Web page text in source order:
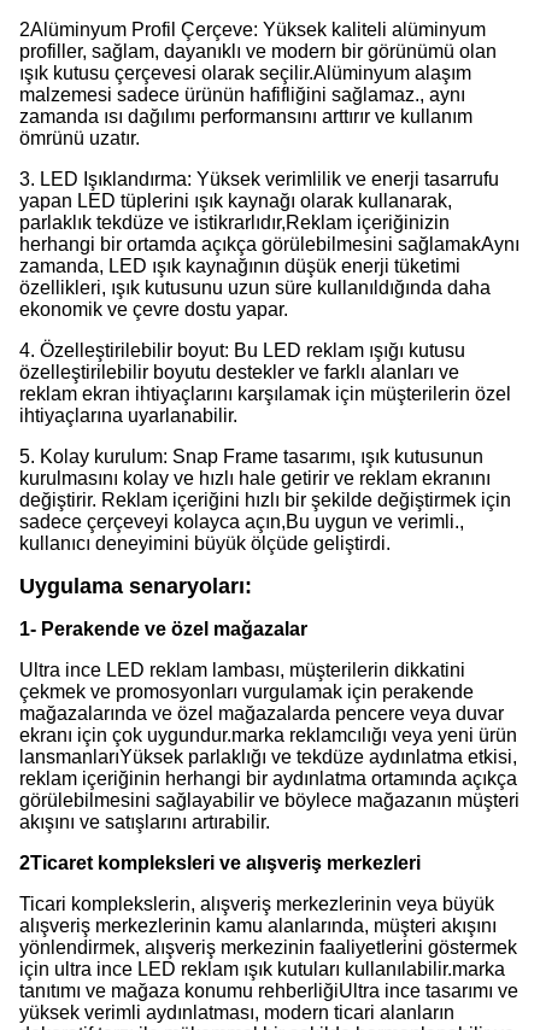
2Alüminyum Profil Çerçeve: Yüksek kaliteli alüminyum
profiller, sağlam, dayanıklı ve modern bir görünümü olan
ışık kutusu çerçevesi olarak seçilir.Alüminyum alaşım
malzemesi sadece ürünün hafifliğini sağlamaz., aynı
zamanda ısı dağılımı performansını arttırır ve kullanım
ömrünü uzatır.
3. LED Işıklandırma: Yüksek verimlilik ve enerji tasarrufu
yapan LED tüplerini ışık kaynağı olarak kullanarak,
parlaklık tekdüze ve istikrarlıdır,Reklam içeriğinizin
herhangi bir ortamda açıkça görülebilmesini sağlamakAynı
zamanda, LED ışık kaynağının düşük enerji tüketimi
özellikleri, ışık kutusunu uzun süre kullanıldığında daha
ekonomik ve çevre dostu yapar.
4. Özelleştirilebilir boyut: Bu LED reklam ışığı kutusu
özelleştirilebilir boyutu destekler ve farklı alanları ve
reklam ekran ihtiyaçlarını karşılamak için müşterilerin özel
ihtiyaçlarına uyarlanabilir.
5. Kolay kurulum: Snap Frame tasarımı, ışık kutusunun
kurulmasını kolay ve hızlı hale getirir ve reklam ekranını
değiştirir. Reklam içeriğini hızlı bir şekilde değiştirmek için
sadece çerçeveyi kolayca açın,Bu uygun ve verimli.,
kullanıcı deneyimini büyük ölçüde geliştirdi.
Uygulama senaryoları:
1- Perakende ve özel mağazalar
Ultra ince LED reklam lambası, müşterilerin dikkatini
çekmek ve promosyonları vurgulamak için perakende
mağazalarında ve özel mağazalarda pencere veya duvar
ekranı için çok uygundur.marka reklamcılığı veya yeni ürün
lansmanlarıYüksek parlaklığı ve tekdüze aydınlatma etkisi,
reklam içeriğinin herhangi bir aydınlatma ortamında açıkça
görülebilmesini sağlayabilir ve böylece mağazanın müşteri
akışını ve satışlarını artırabilir.
2Ticaret kompleksleri ve alışveriş merkezleri
Ticari komplekslerin, alışveriş merkezlerinin veya büyük
alışveriş merkezlerinin kamu alanlarında, müşteri akışını
yönlendirmek, alışveriş merkezinin faaliyetlerini göstermek
için ultra ince LED reklam ışık kutuları kullanılabilir.marka
tanıtımı ve mağaza konumu rehberliğiUltra ince tasarımı ve
yüksek verimli aydınlatması, modern ticari alanların